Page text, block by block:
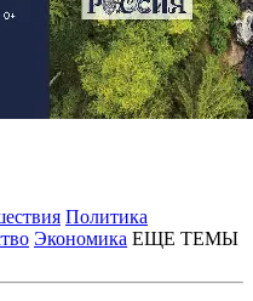
Политика
Экономика ЕЩЕ ТЕМЫ